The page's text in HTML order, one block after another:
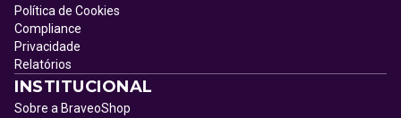
Política de Cookies
Compliance
Privacidade
Relatórios
INSTITUCIONAL
Sobre a BraveoShop